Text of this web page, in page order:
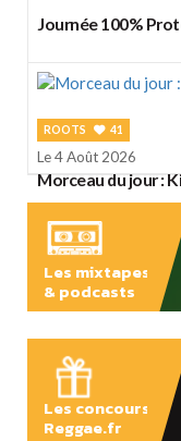
Journée 100%
ROOTS 41
Le 4 Août 2026
Morceau du jour :
Les mixtapes
& podcasts
Les concours
Reggae.fr